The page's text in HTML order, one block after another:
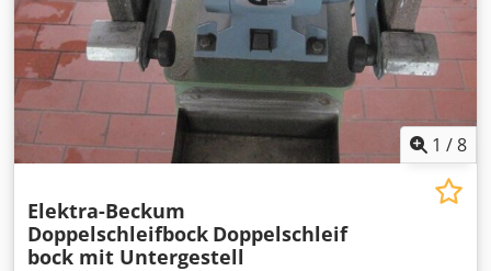
1 /8
Elektra-Beckum
Doppelschleifbock Doppelschleif
bock mit Untergestell